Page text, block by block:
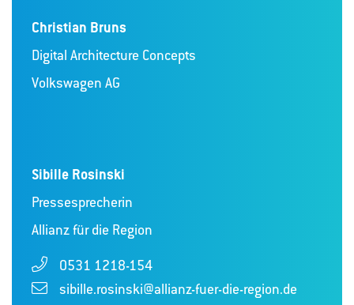
Christian Bruns
Digital Architecture Concepts
Volkswagen AG
Sibille Rosinski
Pressesprecherin
Allianz für die Region
0531 1218-154
sibille.rosinski@allianz-fuer-die-region.de